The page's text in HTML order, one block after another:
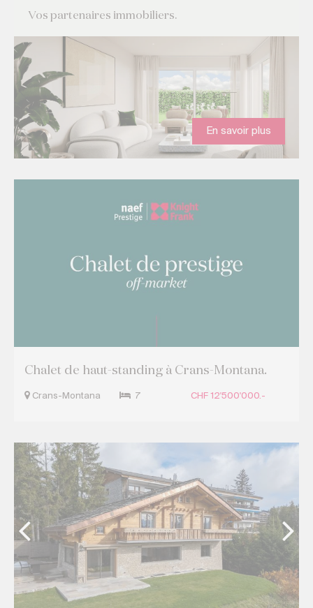
Vos partenaires immobiliers.
En savoir plus
Chalet de haut-standing à Crans-Montana.
Crans-Montana 7 CHF 12'500'000.-